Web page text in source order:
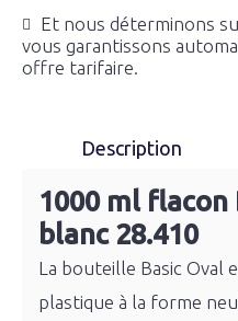
Et nous déterminons
vous garantissons
offre tarifaire.
Description
1000 ml flacon
blanc 28.410
La bouteille Basic Oval
plastique à la forme